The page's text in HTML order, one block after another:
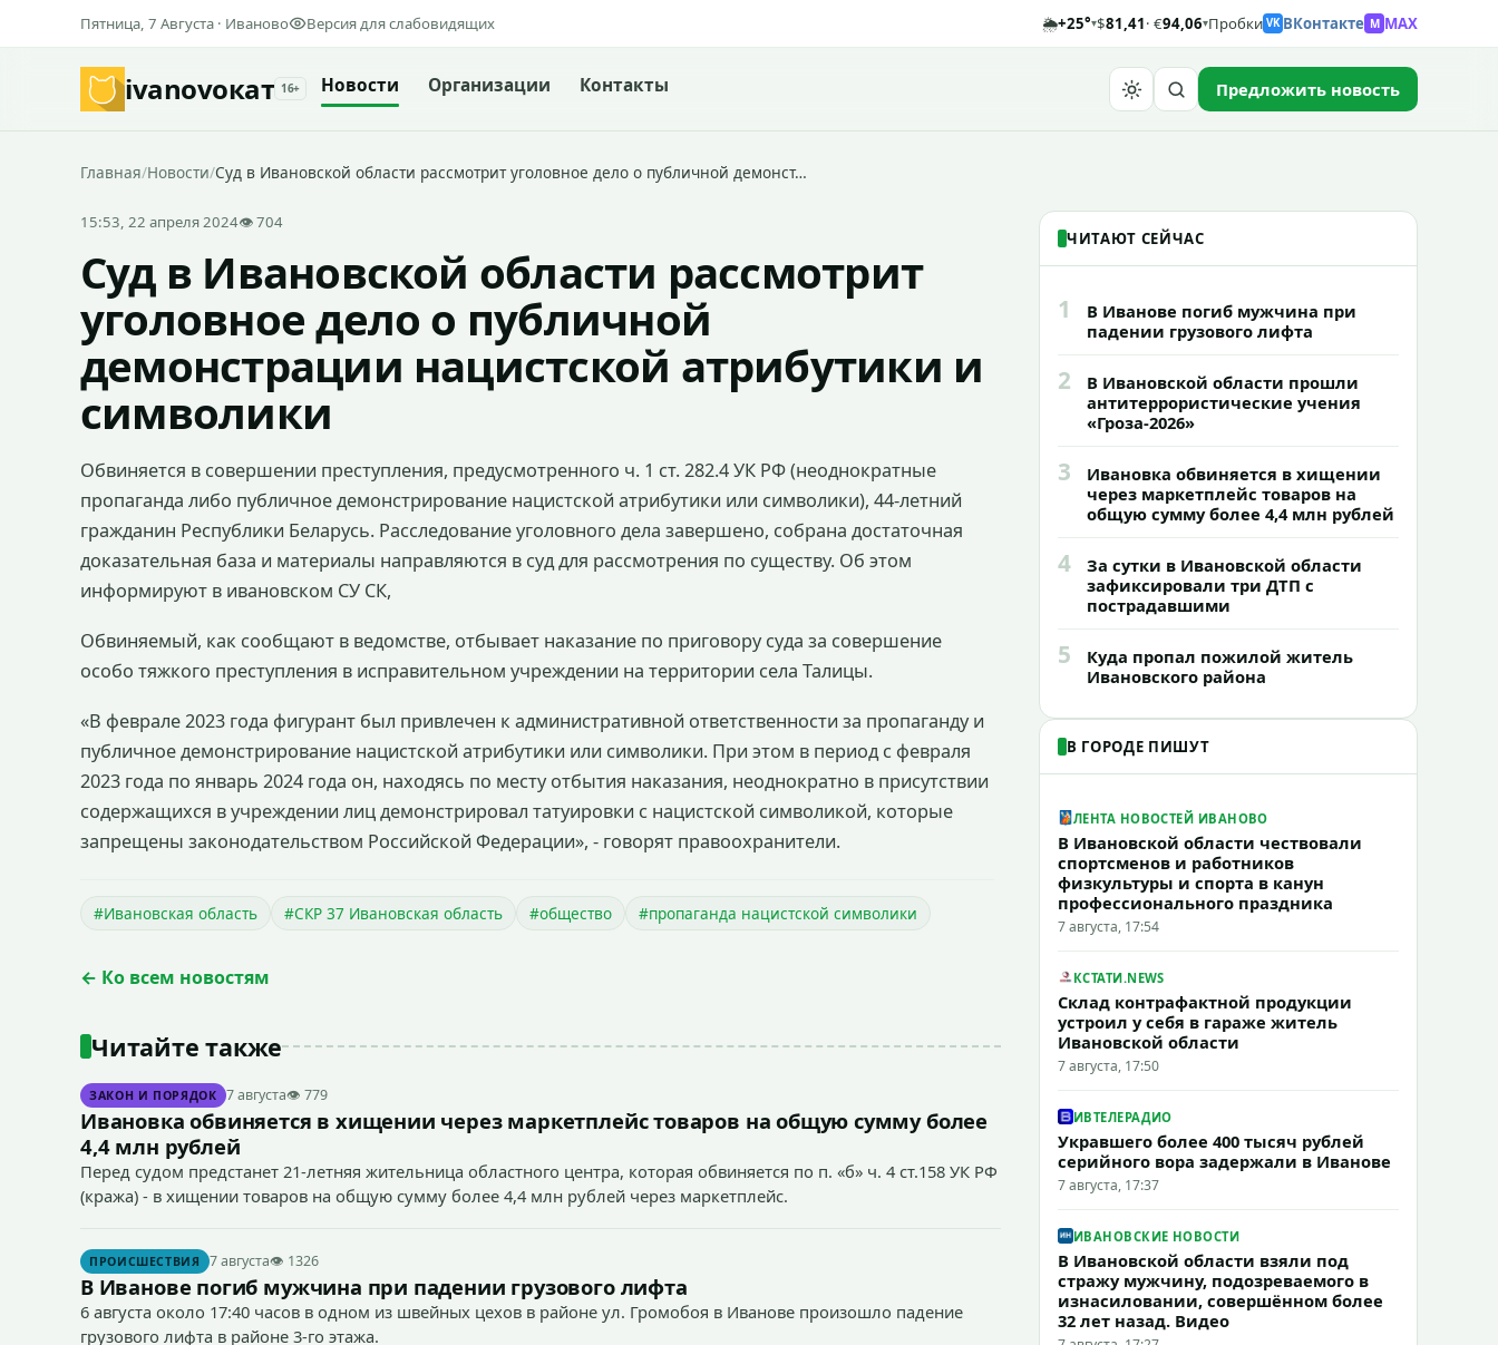
Пятница, 7 Августа · Иваново Версия для слабовидящих 🌦️+25°▾$81,41· €94,06▾Пробки VK ВКонтакте M MAX
ivanovoкат 16+ Новости Организации Контакты Предложить новость
Главная/Новости/Суд в Ивановской области рассмотрит уголовное дело о публичной демонст…
15:53, 22 апреля 2024👁 704
Суд в Ивановской области рассмотрит
уголовное дело о публичной
демонстрации нацистской атрибутики и
символики
Обвиняется в совершении преступления, предусмотренного ч. 1 ст. 282.4 УК РФ (неоднократные
пропаганда либо публичное демонстрирование нацистской атрибутики или символики), 44-летний
гражданин Республики Беларусь. Расследование уголовного дела завершено, собрана достаточная
доказательная база и материалы направляются в суд для рассмотрения по существу. Об этом
информируют в ивановском СУ СК,
Обвиняемый, как сообщают в ведомстве, отбывает наказание по приговору суда за совершение
особо тяжкого преступления в исправительном учреждении на территории села Талицы.
«В феврале 2023 года фигурант был привлечен к административной ответственности за пропаганду и
публичное демонстрирование нацистской атрибутики или символики. При этом в период с февраля
2023 года по январь 2024 года он, находясь по месту отбытия наказания, неоднократно в присутствии
содержащихся в учреждении лиц демонстрировал татуировки с нацистской символикой, которые
запрещены законодательством Российской Федерации», - говорят правоохранители.
#Ивановская область #СКР 37 Ивановская область #общество #пропаганда нацистской символики
← Ко всем новостям
Читайте также
ЗАКОН И ПОРЯДОК 7 августа👁 779
Ивановка обвиняется в хищении через маркетплейс товаров на общую сумму более
4,4 млн рублей
Перед судом предстанет 21-летняя жительница областного центра, которая обвиняется по п. «б» ч. 4 ст.158 УК РФ
(кража) - в хищении товаров на общую сумму более 4,4 млн рублей через маркетплейс.
ПРОИСШЕСТВИЯ 7 августа👁 1326
В Иванове погиб мужчина при падении грузового лифта
6 августа около 17:40 часов в одном из швейных цехов в районе ул. Громобоя в Иванове произошло падение
грузового лифта в районе 3-го этажа.
ЧИТАЮТ СЕЙЧАС
1
В Иванове погиб мужчина при
падении грузового лифта
2
В Ивановской области прошли
антитеррористические учения
«Гроза-2026»
3
Ивановка обвиняется в хищении
через маркетплейс товаров на
общую сумму более 4,4 млн рублей
4
За сутки в Ивановской области
зафиксировали три ДТП с
пострадавшими
5
Куда пропал пожилой житель
Ивановского района
В ГОРОДЕ ПИШУТ
ЛЕНТА НОВОСТЕЙ ИВАНОВО
В Ивановской области чествовали
спортсменов и работников
физкультуры и спорта в канун
профессионального праздника
7 августа, 17:54
КСТАТИ.NEWS
Склад контрафактной продукции
устроил у себя в гараже житель
Ивановской области
7 августа, 17:50
ИВТЕЛЕРАДИО
Укравшего более 400 тысяч рублей
серийного вора задержали в Иванове
7 августа, 17:37
ИВАНОВСКИЕ НОВОСТИ
В Ивановской области взяли под
стражу мужчину, подозреваемого в
изнасиловании, совершённом более
32 лет назад. Видео